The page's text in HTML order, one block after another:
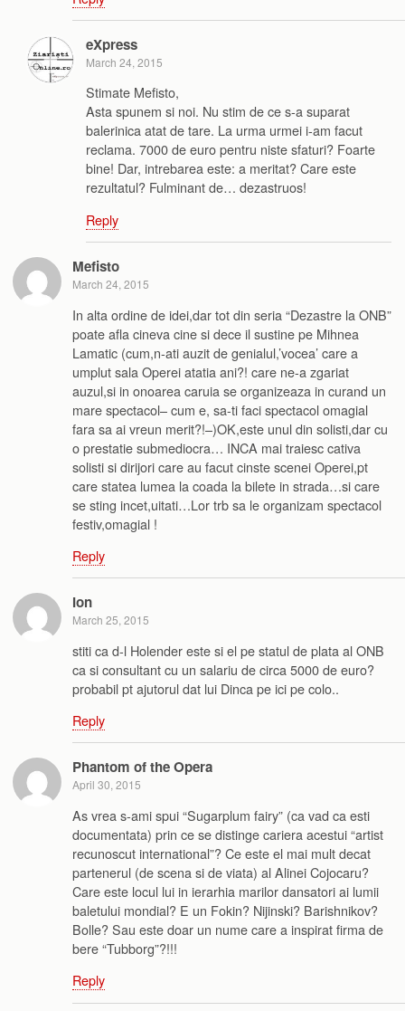
eXpress
March 24, 2015
Stimate Mefisto,
Asta spunem si noi. Nu stim de ce s-a suparat
balerinica atat de tare. La urma urmei i-am facut
reclama. 7000 de euro pentru niste sfaturi? Foarte
bine! Dar, intrebarea este: a meritat? Care este
rezultatul? Fulminant de… dezastruos!
Reply
Mefisto
March 24, 2015
In alta ordine de idei,dar tot din seria “Dezastre la ONB”
poate afla cineva cine si dece il sustine pe Mihnea
Lamatic (cum,n-ati auzit de genialul,’vocea’ care a
umplut sala Operei atatia ani?! care ne-a zgariat
auzul,si in onoarea caruia se organizeaza in curand un
mare spectacol– cum e, sa-ti faci spectacol omagial
fara sa ai vreun merit?!–)OK,este unul din solisti,dar cu
o prestatie submediocra… INCA mai traiesc cativa
solisti si dirijori care au facut cinste scenei Operei,pt
care statea lumea la coada la bilete in strada…si care
se sting incet,uitati…Lor trb sa le organizam spectacol
festiv,omagial !
Reply
Ion
March 25, 2015
stiti ca d-l Holender este si el pe statul de plata al ONB
ca si consultant cu un salariu de circa 5000 de euro?
probabil pt ajutorul dat lui Dinca pe ici pe colo..
Reply
Phantom of the Opera
April 30, 2015
As vrea s-ami spui “Sugarplum fairy” (ca vad ca esti
documentata) prin ce se distinge cariera acestui “artist
recunoscut international”? Ce este el mai mult decat
partenerul (de scena si de viata) al Alinei Cojocaru?
Care este locul lui in ierarhia marilor dansatori ai lumii
baletului mondial? E un Fokin? Nijinski? Barishnikov?
Bolle? Sau este doar un nume care a inspirat firma de
bere “Tubborg”?!!!
Reply